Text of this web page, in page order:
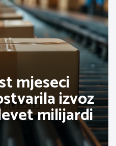
mjeseci
izvoz
milijardi